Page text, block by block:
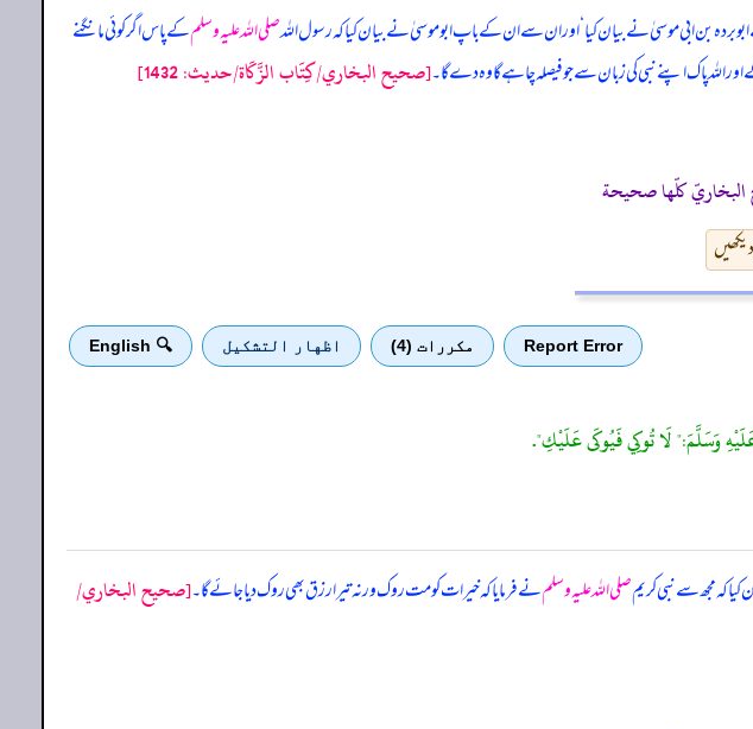
ابوبردہ بن ابی موسیٰ نے بیان کیا ‘ اور ان سے ان کے باپ ابوموسیٰ نے بیان کیا کہرسول اللہصلی اللہ علیہ وسلمکے پاس اگر کوئی مانگنے
اللہ پاک اپنے نبی کی زبان سے جو فیصلہ چاہے گا وہ دے گا۔[صحيح البخاري/كِتَاب الزَّكَاة/حدیث: 1432]
كلّها صحيحة
Report Error مكررات (4) اظهار التشكيل 🔍 English
وَسَلَّمَ:" لَا تُوكِي فَيُوكَى عَلَيْكِ".
کہمجھ سے نبی کریمصلی اللہ علیہ وسلمنے فرمایا کہ خیرات کو مت روک ورنہ تیرا رزق بھی روک دیا جائے گا۔[صحيح البخاري/